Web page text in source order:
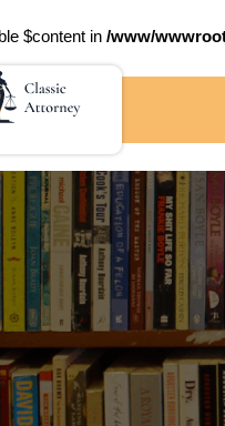
$content in /www/